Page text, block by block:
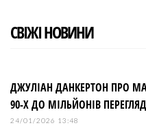
СВІЖІ НОВИНИ
ДЖУЛІАН ДАНКЕРТОН ПРО
90-Х ДО МІЛЬЙОНІВ
24/01/2026 13:48